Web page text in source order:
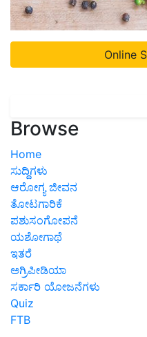
Online
Browse
Home
ಸುದ್ದಿಗಳು
ಆರೋಗ್ಯ ಜೀವನ
ತೋಟಗಾರಿಕೆ
ಪಶುಸಂಗೋಪನೆ
ಯಶೋಗಾಥೆ
ಇತರೆ
ಅಗ್ರಿಪೀಡಿಯಾ
ಸರ್ಕಾರಿ ಯೋಜನೆಗಳು
Quiz
FTB